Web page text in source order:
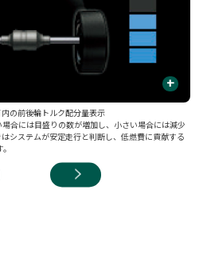
+
の前後輪トルク配分量表示
合には目盛りの数が増加し、小さい場合には減少
システムが安定走行と判断し、低燃費に貢献する